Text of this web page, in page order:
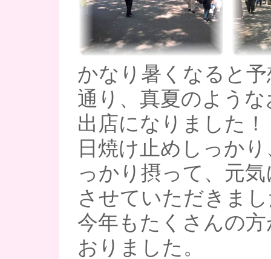
かなり暑くなると
通り、真夏のよう
出店になりました！
日焼け止めしっか
っかり摂って、元
させていただきま
今年もたくさんの
おりました。